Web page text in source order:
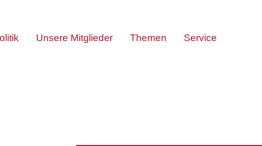
Unsere Mitglieder Themen Service